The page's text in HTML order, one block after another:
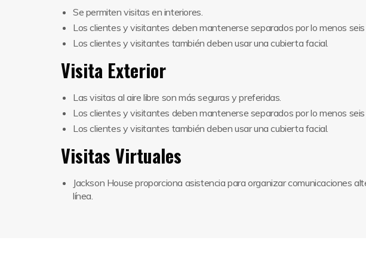
Se permiten visitas en interiores.
Los clientes y visitantes deben mantenerse separados por lo menos
Los clientes y visitantes también deben usar una cubierta facial.
Visita Exterior
Las visitas al aire libre son más seguras y preferidas.
Los clientes y visitantes deben mantenerse separados por lo menos
Los clientes y visitantes también deben usar una cubierta facial.
Visitas Virtuales
Jackson House proporciona asistencia para organizar comunicaciones
línea.